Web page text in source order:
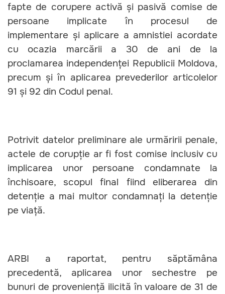
fapte de corupere activă și pasivă comise de
persoane implicate în procesul de
implementare și aplicare a amnistiei acordate
cu ocazia marcării a 30 de ani de la
proclamarea independenței Republicii Moldova,
precum și în aplicarea prevederilor articolelor
91 și 92 din Codul penal.
Potrivit datelor preliminare ale urmăririi penale,
actele de corupție ar fi fost comise inclusiv cu
implicarea unor persoane condamnate la
închisoare, scopul final fiind eliberarea din
detenție a mai multor condamnați la detenție
pe viață.
ARBI a raportat, pentru săptămâna
precedentă, aplicarea unor sechestre pe
bunuri de proveniență ilicită în valoare de 31 de